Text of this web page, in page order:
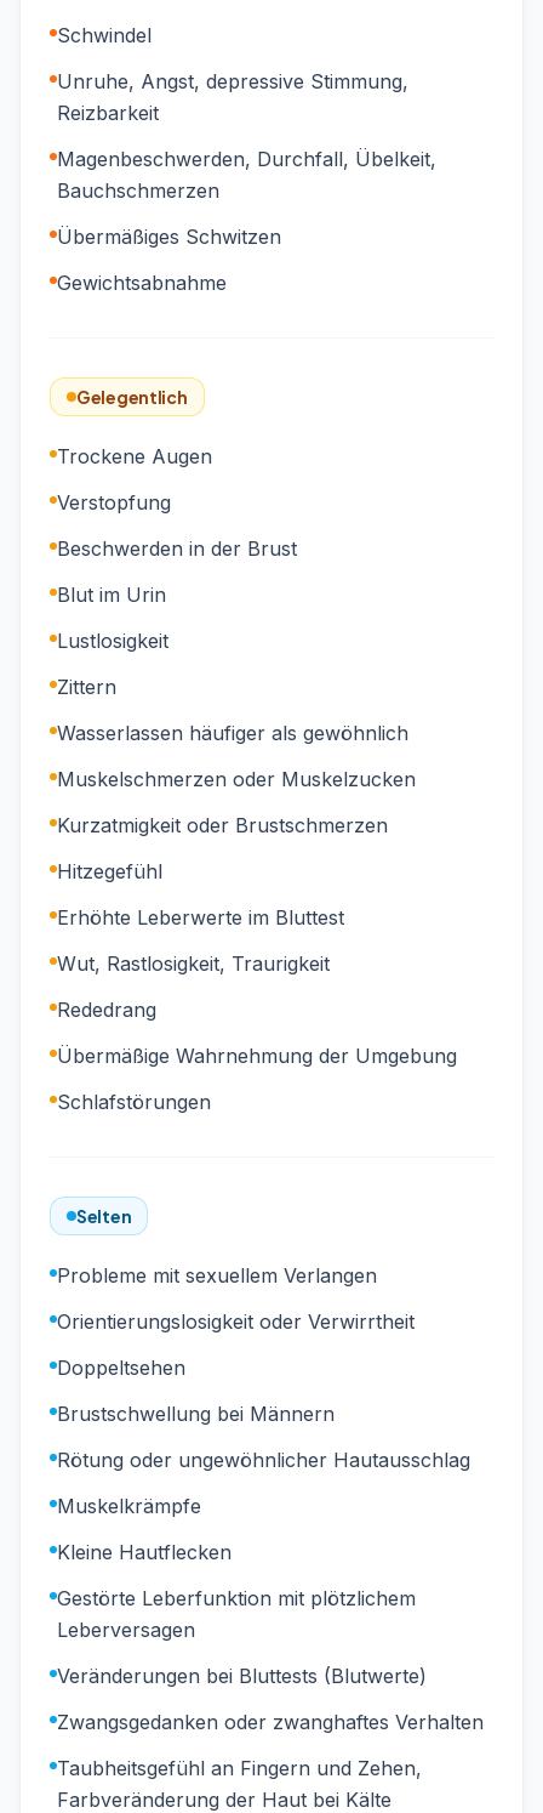
Schwindel
Unruhe, Angst, depressive Stimmung,
Reizbarkeit
Magenbeschwerden, Durchfall, Übelkeit,
Bauchschmerzen
Übermäßiges Schwitzen
Gewichtsabnahme
Gelegentlich
Trockene Augen
Verstopfung
Beschwerden in der Brust
Blut im Urin
Lustlosigkeit
Zittern
Wasserlassen häufiger als gewöhnlich
Muskelschmerzen oder Muskelzucken
Kurzatmigkeit oder Brustschmerzen
Hitzegefühl
Erhöhte Leberwerte im Bluttest
Wut, Rastlosigkeit, Traurigkeit
Rededrang
Übermäßige Wahrnehmung der Umgebung
Schlafstörungen
Selten
Probleme mit sexuellem Verlangen
Orientierungslosigkeit oder Verwirrtheit
Doppeltsehen
Brustschwellung bei Männern
Rötung oder ungewöhnlicher Hautausschlag
Muskelkrämpfe
Kleine Hautflecken
Gestörte Leberfunktion mit plötzlichem
Leberversagen
Veränderungen bei Bluttests (Blutwerte)
Zwangsgedanken oder zwanghaftes Verhalten
Taubheitsgefühl an Fingern und Zehen,
Farbveränderung der Haut bei Kälte